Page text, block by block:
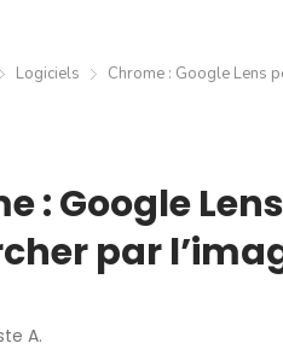
Logiciels Chrome : Google Lens
: Google
par
A.